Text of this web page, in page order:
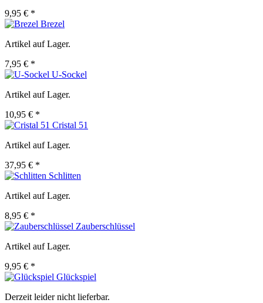
9,95 € *
Brezel
Artikel auf Lager.
7,95 € *
U-Sockel
Artikel auf Lager.
10,95 € *
Cristal 51
Artikel auf Lager.
37,95 € *
Schlitten
Artikel auf Lager.
8,95 € *
Zauberschlüssel
Artikel auf Lager.
9,95 € *
Glückspiel
Derzeit leider nicht lieferbar.